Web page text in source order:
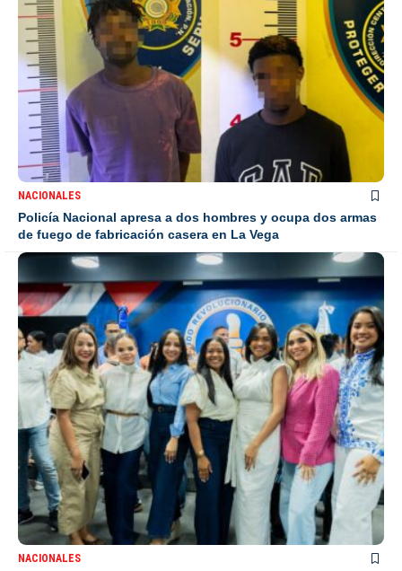
NACIONALES
Policía Nacional apresa a dos hombres y ocupa dos armas
de fuego de fabricación casera en La Vega
NACIONALES